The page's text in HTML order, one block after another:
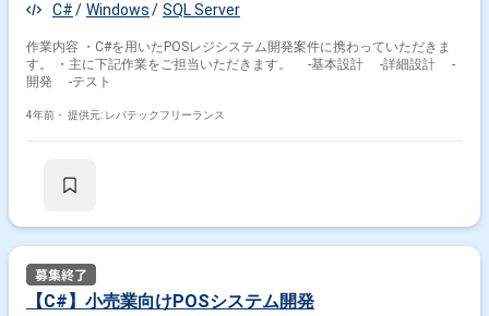
C#
Windows SQL Server
作業内容 ・C#を用いたPOSレジシステム開発案件に携わっていただきま
す。 ・主に下記作業をご担当いただきます。 -基本設計 -詳細設計 -
開発 -テスト
4年前・ 提供元: レバテックフリーランス
【C#】小売業向けPOSシステム開発